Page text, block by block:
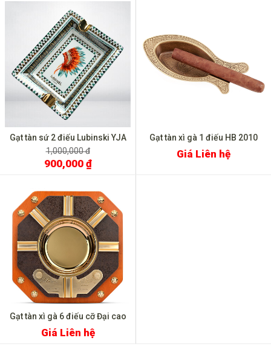
Gạt tàn sứ 2 điếu Lubinski YJA
20016
1,000,000 đ
900,000 ₫
Gạt tàn xì gà 1 điếu HB 2010
Giá Liên hệ
Gạt tàn xì gà 6 điếu cỡ Đại cao
cấp bản giới hạn
Giá Liên hệ